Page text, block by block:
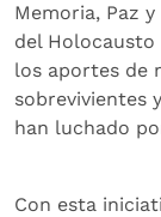
Memoria, Paz
del
los aportes de
sobrevivientes
han luchado
Con esta